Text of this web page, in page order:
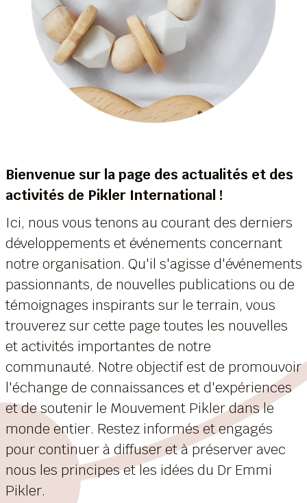
Bienvenue sur la page des actualités et des
activités de Pikler International !
Ici, nous vous tenons au courant des derniers
développements et événements concernant
notre organisation. Qu'il s'agisse d'événements
passionnants, de nouvelles publications ou de
témoignages inspirants sur le terrain, vous
trouverez sur cette page toutes les nouvelles
et activités importantes de notre
communauté. Notre objectif est de promouvoir
l'échange de connaissances et d'expériences
et de soutenir le Mouvement Pikler dans le
monde entier. Restez informés et engagés
pour continuer à diffuser et à préserver avec
nous les principes et les idées du Dr Emmi
Pikler.